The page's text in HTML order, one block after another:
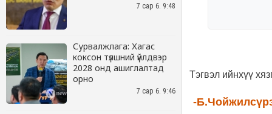
7 сар 6. 9:48
Сурвалжлага: Хагас
коксон түлшний үйлдвэр
2028 онд ашиглалтад
орно
7 сар 6. 9:46